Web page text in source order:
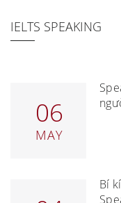
IELTS SPEAKING
06
MAY
Bí